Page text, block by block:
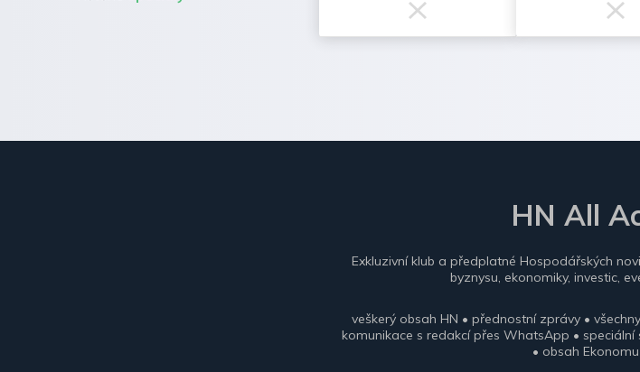
HN All
Exkluzivní klub a předplatné Hospodářských
byznysu, ekonomiky, investic,
veškerý obsah HN • přednostní zprávy •
komunikace s redakcí přes WhatsApp • speciální
• obsah